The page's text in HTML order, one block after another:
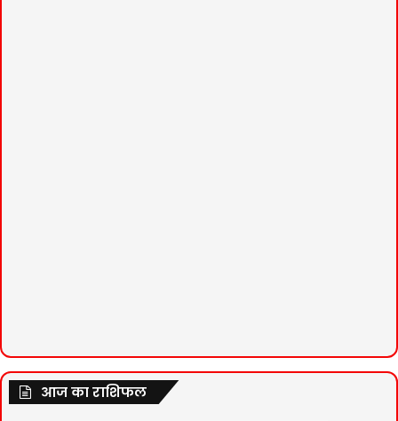
आज का राशिफल